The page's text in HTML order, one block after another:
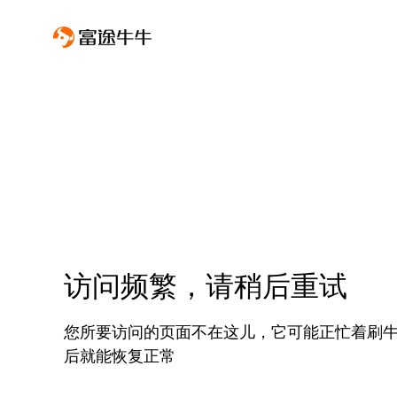
访问频繁，请稍后重试
您所要访问的页面不在这儿，它可能正忙着刷
后就能恢复正常